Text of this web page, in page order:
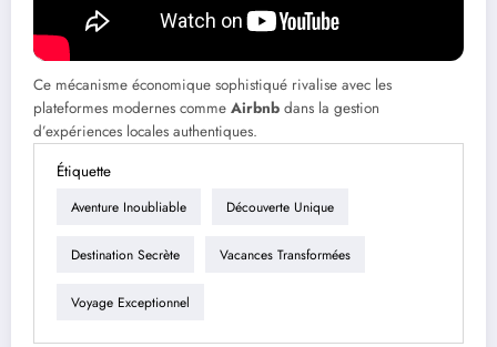
Échanges culturels
Personnalisation des prix
Ce mécanisme économique sophistiqué rivalise avec les
plateformes modernes comme Airbnb dans la gestion
d’expériences locales authentiques.
Étiquette
Aventure Inoubliable Découverte Unique
Destination Secrète Vacances Transformées
Voyage Exceptionnel